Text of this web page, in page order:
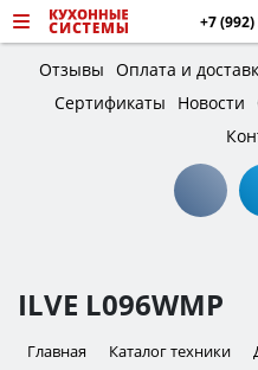
+7
Отзывы Оплата и
Сертификаты
Новости
ILVE L096WMP
Главная Каталог техники